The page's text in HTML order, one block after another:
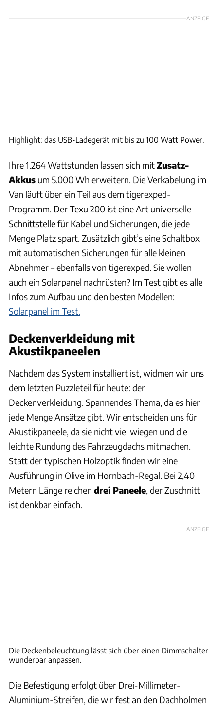
ANZEIGE
Highlight: das USB-Ladegerät mit bis zu 100 Watt Power.
Ihre 1.264 Wattstunden lassen sich mitZusatz-
Akkus um 5.000 Wh erweitern. Die Verkabelung im
Van läuft über ein Teil aus dem tigerexped-
Programm. Der Texu 200 ist eine Art universelle
Schnittstelle für Kabel und Sicherungen, die jede
Menge Platz spart. Zusätzlich gibt’s eine Schaltbox
mit automatischen Sicherungen für alle kleinen
Abnehmer – ebenfalls von tigerexped. Sie wollen
auch ein Solarpanel nachrüsten? Im Test gibt es alle
Infos zum Aufbau und den besten Modellen:
Solarpanel im Test.
Deckenverkleidung mit
Akustikpaneelen
Nachdem das System installiert ist, widmen wir uns
dem letzten Puzzleteil für heute: der
Deckenverkleidung. Spannendes Thema, da es hier
jede Menge Ansätze gibt. Wir entscheiden uns für
Akustikpaneele, da sie nicht viel wiegen und die
leichte Rundung des Fahrzeugdachs mitmachen.
Statt der typischen Holzoptik finden wir eine
Ausführung in Olive im Hornbach-Regal. Bei 2,40
Metern Länge reichen drei Paneele, der Zuschnitt
ist denkbar einfach.
ANZEIGE
Die Deckenbeleuchtung lässt sich über einen Dimmschalter
wunderbar anpassen.
Die Befestigung erfolgt über Drei-Millimeter-
Aluminium-Streifen, die wir fest an den Dachholmen